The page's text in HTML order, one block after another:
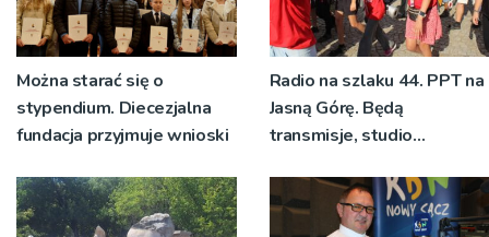
Można starać się o
stypendium. Diecezjalna
fundacja przyjmuje wnioski
Radio na szlaku 44. PPT na
Jasną Górę. Będą
transmisje, studio
pozdrowienia